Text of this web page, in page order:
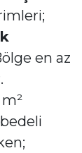
en az